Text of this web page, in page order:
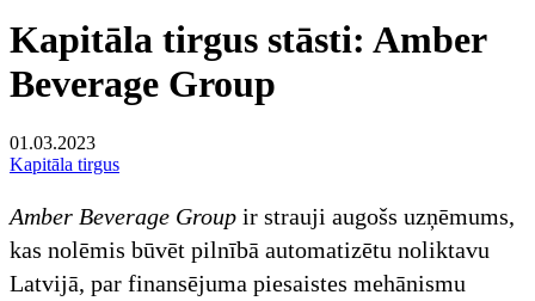
Kapitāla tirgus stāsti: Amber
Beverage Group
01.03.2023
Kapitāla tirgus
Amber Beverage Group ir strauji augošs uzņēmums,
kas nolēmis būvēt pilnībā automatizētu noliktavu
Latvijā, par finansējuma piesaistes mehānismu